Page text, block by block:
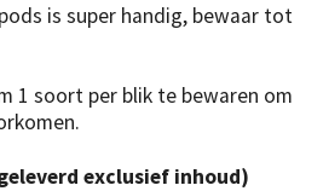
is super handig, bewaar tot
1 soort per blik te bewaren om
exclusief inhoud)